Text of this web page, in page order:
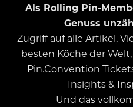
Als Rolling Pin-
Genuss
Zugriff auf alle Artikel,
besten Köche der
Pin.Convention
Insights &
Und das